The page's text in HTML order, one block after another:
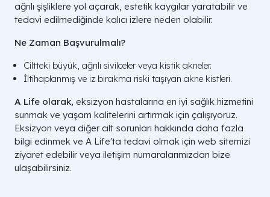
ağrılı şişliklere yol açarak, estetik kaygılar yaratabilir ve
tedavi edilmediğinde kalıcı izlere neden olabilir.
Ne Zaman Başvurulmalı?
Ciltteki büyük, ağrılı sivilceler veya kistik akneler.
İltihaplanmış ve iz bırakma riski taşıyan akne kistleri.
A Life olarak, eksizyon hastalarına en iyi sağlık hizmetini
sunmak ve yaşam kalitelerini artırmak için çalışıyoruz.
Eksizyon veya diğer cilt sorunları hakkında daha fazla
bilgi edinmek ve A Life'ta tedavi olmak için web sitemizi
ziyaret edebilir veya iletişim numaralarımızdan bize
ulaşabilirsiniz.